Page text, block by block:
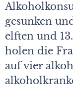
gesunken
elften und
holen die
auf vier